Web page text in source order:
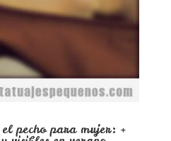
el pecho para mujer: +